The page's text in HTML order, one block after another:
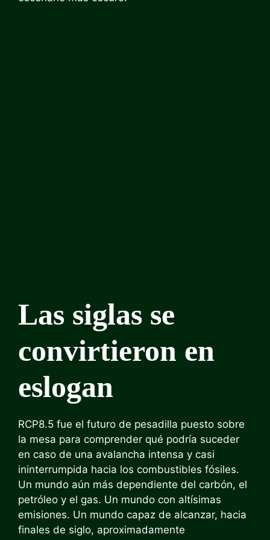
Las siglas se
convirtieron en
eslogan
RCP8.5 fue el futuro de pesadilla puesto sobre
la mesa para comprender qué podría suceder
en caso de una avalancha intensa y casi
ininterrumpida hacia los combustibles fósiles.
Un mundo aún más dependiente del carbón, el
petróleo y el gas. Un mundo con altísimas
emisiones. Un mundo capaz de alcanzar, hacia
finales de siglo, aproximadamente